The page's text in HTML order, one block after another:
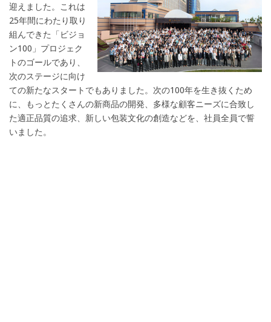
迎えました。これは
25年間にわたり取り
組んできた「ビジョ
ン100」プロジェク
トのゴールであり、
次のステージに向け
ての新たなスタートでもありました。次の100年を生き抜くため
に、もっとたくさんの新商品の開発、多様な顧客ニーズに合致し
た適正品質の追求、新しい包装文化の創造などを、社員全員で誓
いました。